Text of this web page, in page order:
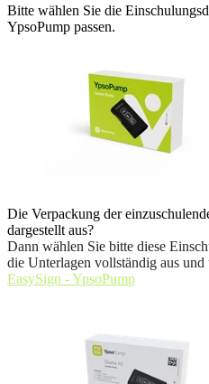
Bitte wählen Sie die
YpsoPump passen.
Die Verpackung der
dargestellt aus?
Dann wählen Sie bitte diese
die Unterlagen vollständig aus und
EasySign - YpsoPump